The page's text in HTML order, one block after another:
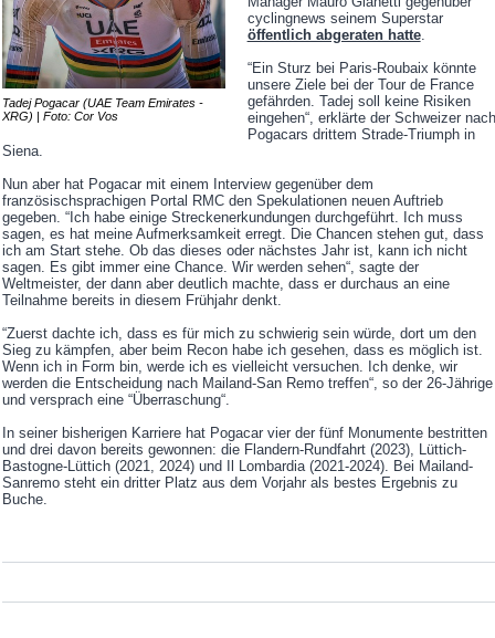
Tadej Pogacar (UAE Team Emirates -
XRG) | Foto: Cor Vos
cyclingnews seinem Superstar
öffentlich abgeraten hatte.
“Ein Sturz bei Paris-Roubaix könnte
unsere Ziele bei der Tour de France
gefährden. Tadej soll keine Risiken
eingehen“, erklärte der Schweizer nach
Pogacars drittem Strade-Triumph in
Siena.
Nun aber hat Pogacar mit einem Interview gegenüber dem
französischsprachigen Portal RMC den Spekulationen neuen Auftrieb
gegeben. “Ich habe einige Streckenerkundungen durchgeführt. Ich muss
sagen, es hat meine Aufmerksamkeit erregt. Die Chancen stehen gut, dass
ich am Start stehe. Ob das dieses oder nächstes Jahr ist, kann ich nicht
sagen. Es gibt immer eine Chance. Wir werden sehen“, sagte der
Weltmeister, der dann aber deutlich machte, dass er durchaus an eine
Teilnahme bereits in diesem Frühjahr denkt.
“Zuerst dachte ich, dass es für mich zu schwierig sein würde, dort um den
Sieg zu kämpfen, aber beim Recon habe ich gesehen, dass es möglich ist.
Wenn ich in Form bin, werde ich es vielleicht versuchen. Ich denke, wir
werden die Entscheidung nach Mailand-San Remo treffen“, so der 26-Jährige
und versprach eine “Überraschung“.
In seiner bisherigen Karriere hat Pogacar vier der fünf Monumente bestritten
und drei davon bereits gewonnen: die Flandern-Rundfahrt (2023), Lüttich-
Bastogne-Lüttich (2021, 2024) und Il Lombardia (2021-2024). Bei Mailand-
Sanremo steht ein dritter Platz aus dem Vorjahr als bestes Ergebnis zu
Buche.